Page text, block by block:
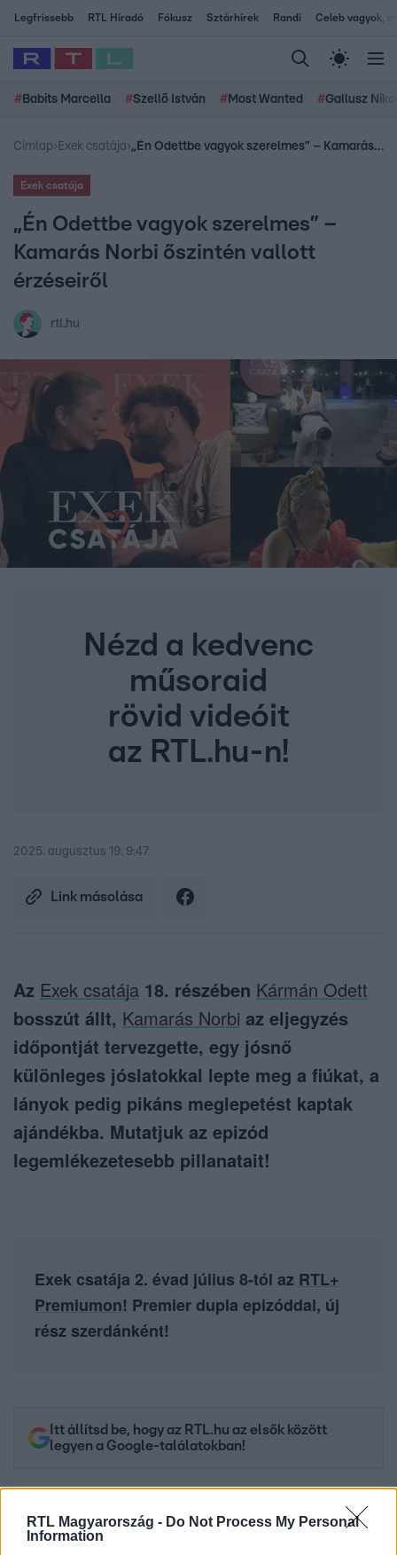
RTL Magyarország - Do Not Process My Personal
Information
Legfrissebb RTL Híradó Fókusz Sztárhírek Randi Celeb vagyok,
# Babits Marcella #Szellő István # Most Wanted #Gallusz
Címlap› Exek csatája› „Én Odettbe vagyok szerelmes” – Kamarás Norbi őszintén vallott érzéseiről
Exek csatája
„Én Odettbe vagyok szerelmes” –
Kamarás Norbi őszintén vallott
érzéseiről
rtl.hu
Nézd a kedvenc
műsoraid
rövid videóit
az RTL.hu-n!
2025. augusztus 19. 9:47
Link másolása
Az Exek csatája 18. részében Kármán Odett
bosszút állt, Kamarás Norbi az eljegyzés
időpontját tervezgette, egy jósnő
különleges jóslatokkal lepte meg a fiúkat, a
lányok pedig pikáns meglepetést kaptak
ajándékba. Mutatjuk az epizód
legemlékezetesebb pillanatait!
Exek csatája 2. évad július 8-tól az RTL+
Premiumon! Premier dupla epizóddal, új
rész szerdánként!
Itt állítsd be, hogy az RTL.hu az elsők között
legyen a Google-találatokban!